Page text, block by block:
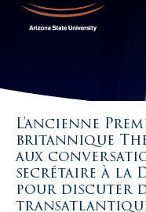
L’ancienne
britannique
aux
secrétaire à la
pour discuter